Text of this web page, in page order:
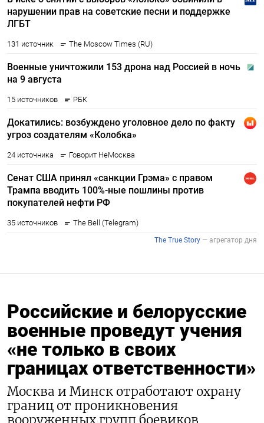
Российские и белорусские
военные проведут учения
«не только в своих
границах ответственности»
Москва и Минск отработают охрану
границ от проникновения